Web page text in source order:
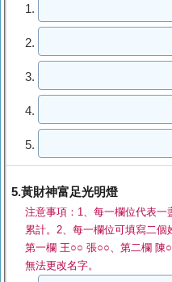
1.
2.
3.
4.
5.
5.黃財神富足光明燈
注意事項：1、每一欄位代表一
累計。2、每一欄位可填寫二個
第一欄 王○○ 張○○、第二欄 陳
無法更改名字。